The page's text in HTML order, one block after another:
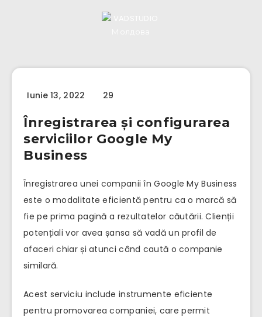
Iunie 13, 2022 29
Înregistrarea și configurarea
serviciilor Google My
Business
Înregistrarea unei companii în Google My Business
este o modalitate eficientă pentru ca o marcă să
fie pe prima pagină a rezultatelor căutării. Clienții
potențiali vor avea șansa să vadă un profil de
afaceri chiar și atunci când caută o companie
similară.
Acest serviciu include instrumente eficiente
pentru promovarea companiei, care permit